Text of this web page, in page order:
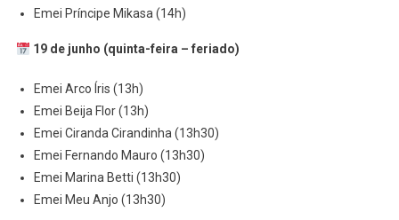
Emei Príncipe Mikasa (14h)
19 de junho (quinta-feira – feriado)
Emei Arco Íris (13h)
Emei Beija Flor (13h)
Emei Ciranda Cirandinha (13h30)
Emei Fernando Mauro (13h30)
Emei Marina Betti (13h30)
Emei Meu Anjo (13h30)